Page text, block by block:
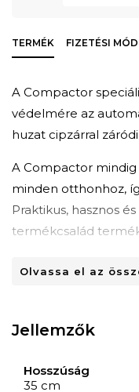
TERMÉK FIZETÉSI
A Compactor
védelmére az
huzat cipzárral
A Compactor
minden otthonhoz,
Praktikus, hasznos
termékcsalád
Olvassa el az
Jellemzők
Hosszúság
35 cm